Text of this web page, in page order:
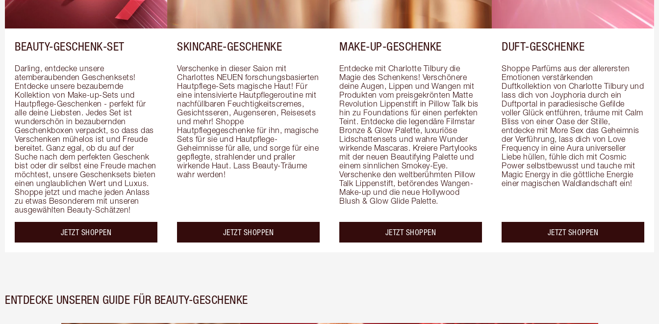
BEAUTY-GESCHENK-SET
Darling, entdecke unsere
atemberaubenden Geschenksets!
Entdecke unsere bezaubernde
Kollektion von Make-up-Sets und
Hautpflege-Geschenken - perfekt für
alle deine Liebsten. Jedes Set ist
wunderschön in bezaubernden
Geschenkboxen verpackt, so dass das
Verschenken mühelos ist und Freude
bereitet. Ganz egal, ob du auf der
Suche nach dem perfekten Geschenk
bist oder dir selbst eine Freude machen
möchtest, unsere Geschenksets bieten
einen unglaublichen Wert und Luxus.
Shoppe jetzt und mache jeden Anlass
zu etwas Besonderem mit unseren
ausgewählten Beauty-Schätzen!
JETZT SHOPPEN
SKINCARE-GESCHENKE
Verschenke in dieser Saion mit
Charlottes NEUEN forschungsbasierten
Hautpflege-Sets magische Haut! Für
eine intensivierte Hautpflegeroutine mit
nachfüllbaren Feuchtigkeitscremes,
Gesichtsseren, Augenseren, Reisesets
und mehr! Shoppe
Hautpflegegeschenke für ihn, magische
Sets für sie und Hautpflege-
Geheimnisse für alle, und sorge für eine
gepflegte, strahlender und praller
wirkende Haut. Lass Beauty-Träume
wahr werden!
JETZT SHOPPEN
MAKE-UP-GESCHENKE
Entdecke mit Charlotte Tilbury die
Magie des Schenkens! Verschönere
deine Augen, Lippen und Wangen mit
Produkten vom preisgekrönten Matte
Revolution Lippenstift in Pillow Talk bis
hin zu Foundations für einen perfekten
Teint. Entdecke die legendäre Filmstar
Bronze & Glow Palette, luxuriöse
Lidschattensets und wahre Wunder
wirkende Mascaras. Kreiere Partylooks
mit der neuen Beautifying Palette und
einem sinnlichen Smokey-Eye.
Verschenke den weltberühmten Pillow
Talk Lippenstift, betörendes Wangen-
Make-up und die neue Hollywood
Blush & Glow Glide Palette.
JETZT SHOPPEN
DUFT-GESCHENKE
Shoppe Parfüms aus der allerersten
Emotionen verstärkenden
Duftkollektion von Charlotte Tilbury und
lass dich von Joyphoria durch ein
Duftportal in paradiesische Gefilde
voller Glück entführen, träume mit Calm
Bliss von einer Oase der Stille,
entdecke mit More Sex das Geheimnis
der Verführung, lass dich von Love
Frequency in eine Aura universeller
Liebe hüllen, fühle dich mit Cosmic
Power selbstbewusst und tauche mit
Magic Energy in die göttliche Energie
einer magischen Waldlandschaft ein!
JETZT SHOPPEN
ENTDECKE UNSEREN GUIDE FÜR BEAUTY-GESCHENKE